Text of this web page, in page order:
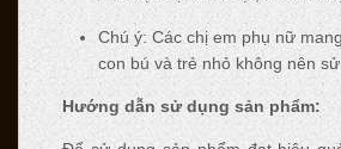
Chú ý: Các chị em phụ nữ
con bú và trẻ nhỏ không nên sử
Hướng dẫn sử dụng sản phẩm: